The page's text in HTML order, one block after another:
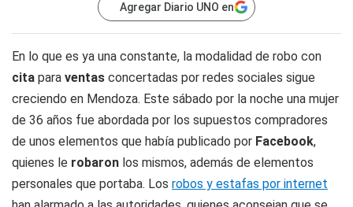
Agregar Diario UNO en
En lo que es ya una constante, la modalidad de robo con
cita para ventas concertadas por redes sociales sigue
creciendo en Mendoza. Este sábado por la noche una mujer
de 36 años fue abordada por los supuestos compradores
de unos elementos que había publicado por Facebook,
quienes le robaron los mismos, además de elementos
personales que portaba. Los robos y estafas por internet